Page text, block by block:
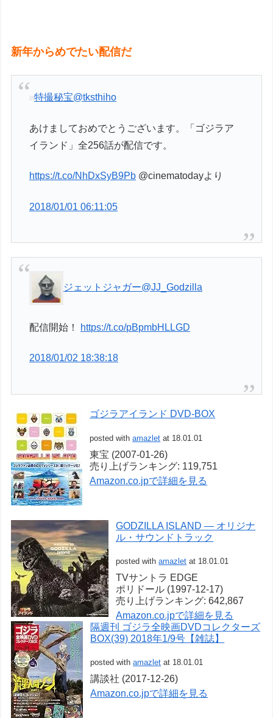
新年からめでたい配信だ
特撮秘宝@tksthiho
あけましておめでとうございます。「ゴジラア
イランド」全256話が配信です。
https://t.co/NhDxSyB9Pb @cinematodayより
2018/01/01 06:11:05
ジェットジャガー@JJ_Godzilla
配信開始！ https://t.co/pBpmbHLLGD
2018/01/02 18:38:18
ゴジラアイランド DVD-BOX
posted withamazlet at 18.01.01
東宝 (2007-01-26)
売り上げランキング: 119,751
Amazon.co.jpで詳細を見る
GODZILLA ISLAND ― オリジナ
ル・サウンドトラック
posted withamazlet at 18.01.01
TVサントラ EDGE
ポリドール (1997-12-17)
売り上げランキング: 642,867
Amazon.co.jpで詳細を見る
隔週刊 ゴジラ全映画DVDコレクターズ
BOX(39) 2018年1/9号【雑誌】
posted withamazlet at 18.01.01
講談社 (2017-12-26)
Amazon.co.jpで詳細を見る